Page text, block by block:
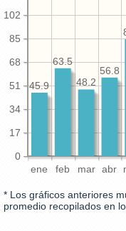
ene feb mar abr
0
17
34
51
68
85
102
56.8
48.2
63.5
45.9
* Los gráficos anteriores
promedio recopilados en